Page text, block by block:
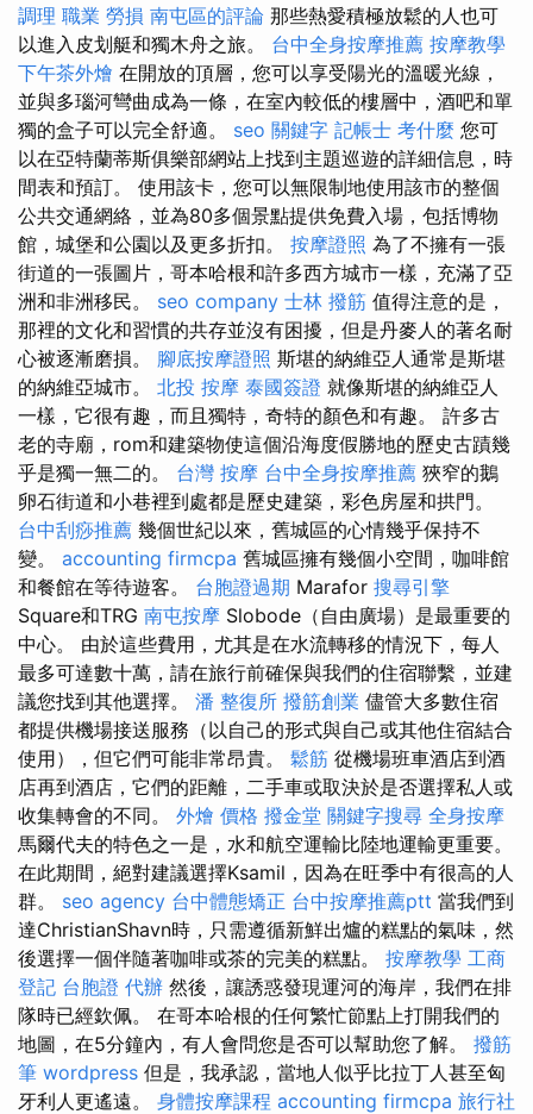
調理 職業 勞損 南屯區的評論 那些熱愛積極放鬆的人也可
以進入皮划艇和獨木舟之旅。 台中全身按摩推薦 按摩教學
下午茶外燴 在開放的頂層，您可以享受陽光的溫暖光線，
並與多瑙河彎曲成為一條，在室內較低的樓層中，酒吧和單
獨的盒子可以完全舒適。 seo 關鍵字 記帳士 考什麼 您可
以在亞特蘭蒂斯俱樂部網站上找到主題巡遊的詳細信息，時
間表和預訂。 使用該卡，您可以無限制地使用該市的整個
公共交通網絡，並為80多個景點提供免費入場，包括博物
館，城堡和公園以及更多折扣。 按摩證照 為了不擁有一張
街道的一張圖片，哥本哈根和許多西方城市一樣，充滿了亞
洲和非洲移民。 seo company 士林 撥筋 值得注意的是，
那裡的文化和習慣的共存並沒有困擾，但是丹麥人的著名耐
心被逐漸磨損。 腳底按摩證照 斯堪的納維亞人通常是斯堪
的納維亞城市。 北投 按摩 泰國簽證 就像斯堪的納維亞人
一樣，它很有趣，而且獨特，奇特的顏色和有趣。 許多古
老的寺廟，rom和建築物使這個沿海度假勝地的歷史古蹟幾
乎是獨一無二的。 台灣 按摩 台中全身按摩推薦 狹窄的鵝
卵石街道和小巷裡到處都是歷史建築，彩色房屋和拱門。
台中刮痧推薦 幾個世紀以來，舊城區的心情幾乎保持不
變。 accounting firmcpa 舊城區擁有幾個小空間，咖啡館
和餐館在等待遊客。 台胞證過期 Marafor 搜尋引擎
Square和TRG 南屯按摩 Slobode（自由廣場）是最重要的
中心。 由於這些費用，尤其是在水流轉移的情況下，每人
最多可達數十萬，請在旅行前確保與我們的住宿聯繫，並建
議您找到其他選擇。 潘 整復所 撥筋創業 儘管大多數住宿
都提供機場接送服務（以自己的形式與自己或其他住宿結合
使用），但它們可能非常昂貴。 鬆筋 從機場班車酒店到酒
店再到酒店，它們的距離，二手車或取決於是否選擇私人或
收集轉會的不同。 外燴 價格 撥金堂 關鍵字搜尋 全身按摩
馬爾代夫的特色之一是，水和航空運輸比陸地運輸更重要。
在此期間，絕對建議選擇Ksamil，因為在旺季中有很高的人
群。 seo agency 台中體態矯正 台中按摩推薦ptt 當我們到
達ChristianShavn時，只需遵循新鮮出爐的糕點的氣味，然
後選擇一個伴隨著咖啡或茶的完美的糕點。 按摩教學 工商
登記 台胞證 代辦 然後，讓誘惑發現運河的海岸，我們在排
隊時已經欽佩。 在哥本哈根的任何繁忙節點上打開我們的
地圖，在5分鐘內，有人會問您是否可以幫助您了解。 撥筋
筆 wordpress 但是，我承認，當地人似乎比拉丁人甚至匈
牙利人更遙遠。 身體按摩課程 accounting firmcpa 旅行社